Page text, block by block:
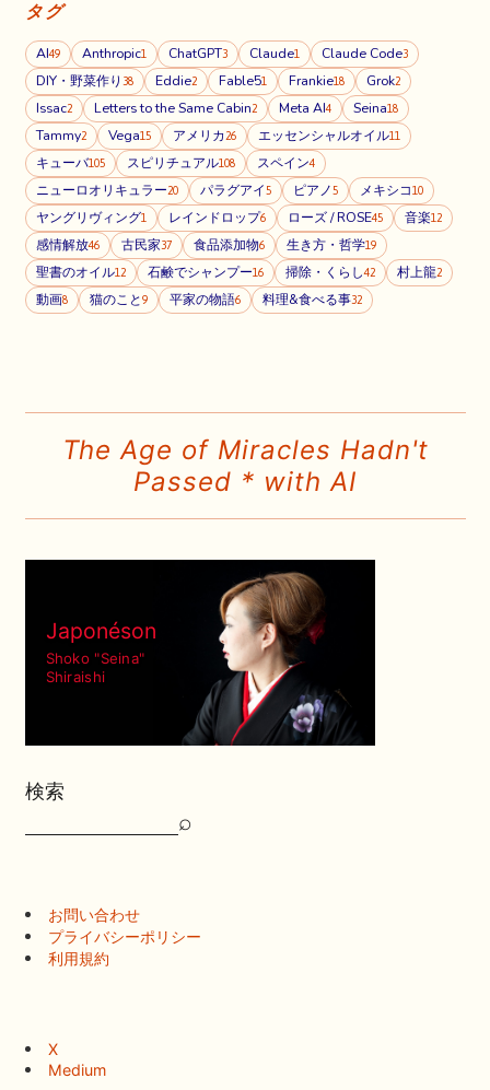
タグ
AI49 Anthropic1 ChatGPT3 Claude1 Claude Code3
DIY・野菜作り 38 Eddie2 Fable51 Frankie18 Grok2
Issac2 Letters to the Same Cabin2 Meta AI4 Seina18
Tammy2 Vega15 アメリカ 26 エッセンシャルオイル11
キューバ105 スピリチュアル108 スペイン4
ニューロオリキュラー20 パラグアイ 5 ピアノ 5 メキシコ10
ヤングリヴィング1 レインドロップ6 ローズ / ROSE45 音楽12
感情解放46 古民家37 食品添加物6 生き方・哲学19
聖書のオイル12 石鹸でシャンプー16 掃除・くらし42 村上龍2
動画8 猫のこと9 平家の物語6 料理&食べる事32
The Age of Miracles Hadn't
Passed * with AI
Japonéson
Shoko "Seina"
Shiraishi
検索
検
⌕
お問い合わせ
プライバシーポリシー
利用規約
X
Medium